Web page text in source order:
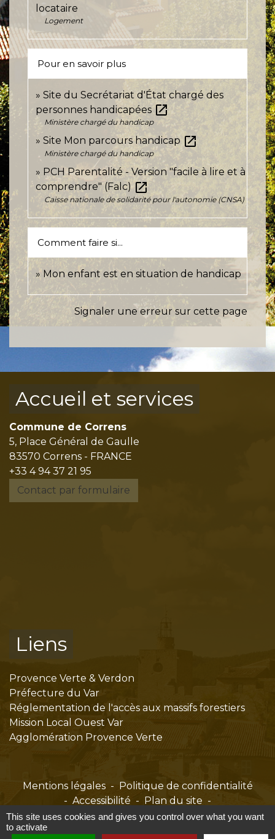
locataire
Logement
Pour en savoir plus
Site du Secrétariat d'État chargé des
personnes handicapées open_in_new
Ministère chargé du handicap
Site Mon parcours handicap open_in_new
Ministère chargé du handicap
PCH Parentalité - Version "facile à lire et à
comprendre" (Falc) open_in_new
Caisse nationale de solidarité pour l'autonomie (CNSA)
Comment faire si...
Mon enfant est en situation de handicap
Signaler une erreur sur cette page
Accueil et services
Commune de Correns
5, Place Général de Gaulle
83570 Correns - FRANCE
+33 4 94 37 21 95
Contact par formulaire
Liens
Provence Verte & Verdon
Préfecture du Var
Réglementation de l'accès aux massifs forestiers
Mission Local Ouest Var
Agglomération Provence Verte
Mentions légales - Politique de confidentialité
- Accessibilité - Plan du site -
Gestion des cookies
This site uses cookies and gives you control over what you want
to activate